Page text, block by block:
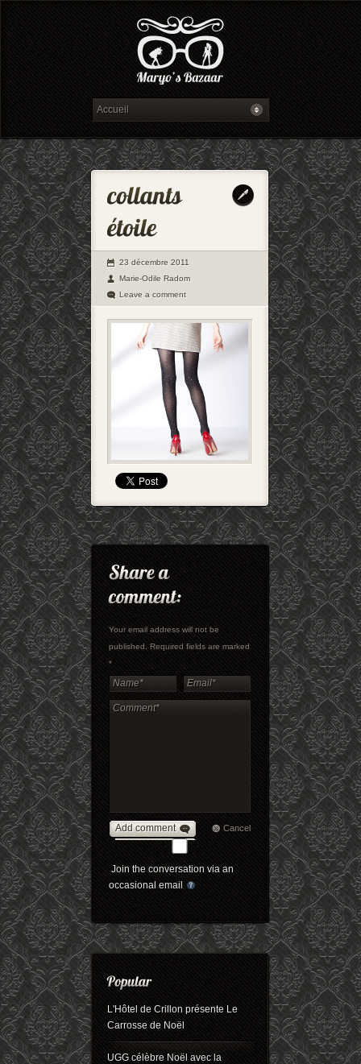
23 décembre 2011
Marie-Odile Radom
Leave a comment
Your email address will not be
published. Required fields are marked
*
Add comment Cancel
Join the conversation via an
occasional email
L'Hôtel de Crillon présente Le
Carrosse de Noël
UGG célèbre Noël avec la